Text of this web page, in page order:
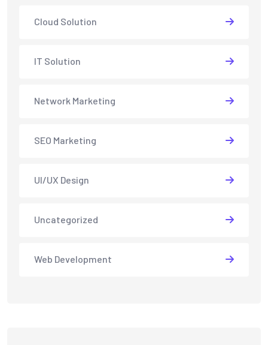
Cloud Solution
IT Solution
Network Marketing
SEO Marketing
UI/UX Design
Uncategorized
Web Development